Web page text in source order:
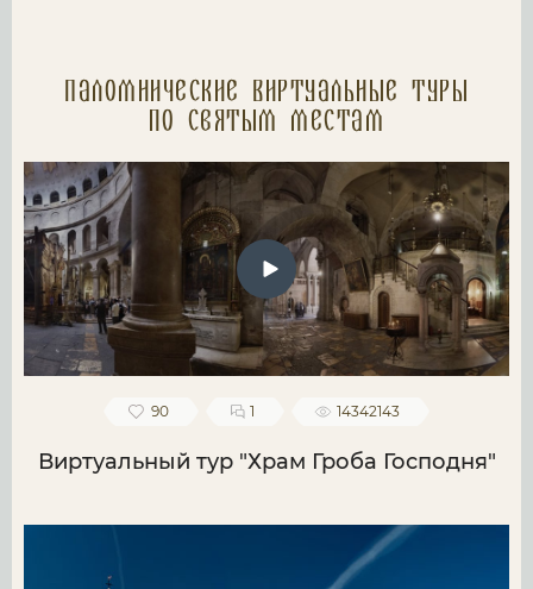
Паломнические Виртуальные туры
по святым местам
90 1 14342143
Виртуальный тур "Храм Гроба Господня"